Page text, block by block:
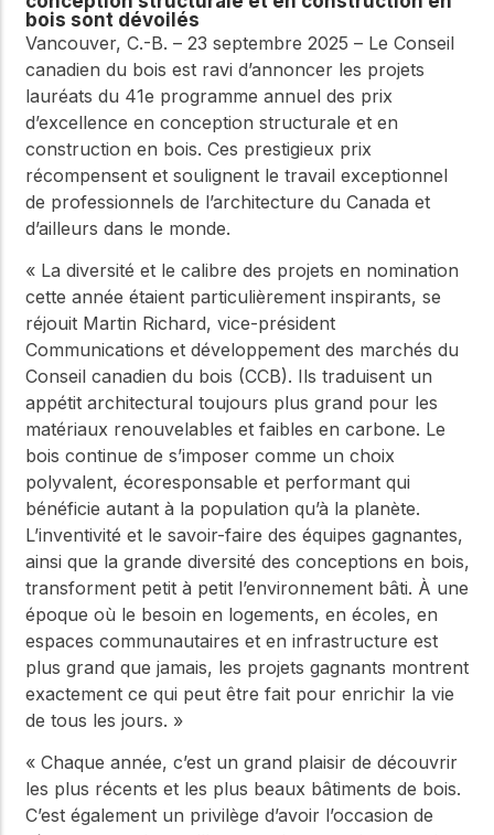
meilleures pratiques.
Réseau
d'innovation
dans le domaine
du bois
Connectez-vous avec
des professionnels et
explorez des idées de
l'innovation dans la
construction en bois et
la durabilité.
connectez-vous pour
obtenir du support
technique, des conseils
d'experts et accéder à
des ressources pratiques
bois sont dévoilés
Vancouver, C.-B. – 23 septembre 2025 – Le Conseil
canadien du bois est ravi d’annoncer les projets
lauréats du 41e programme annuel des prix
d’excellence en conception structurale et en
construction en bois. Ces prestigieux prix
récompensent et soulignent le travail exceptionnel
de professionnels de l’architecture du Canada et
d’ailleurs dans le monde.
« La diversité et le calibre des projets en nomination
cette année étaient particulièrement inspirants, se
réjouit Martin Richard, vice-président
Communications et développement des marchés du
Conseil canadien du bois (CCB). Ils traduisent un
appétit architectural toujours plus grand pour les
matériaux renouvelables et faibles en carbone. Le
bois continue de s’imposer comme un choix
polyvalent, écoresponsable et performant qui
bénéficie autant à la population qu’à la planète.
L’inventivité et le savoir-faire des équipes gagnantes,
ainsi que la grande diversité des conceptions en bois,
transforment petit à petit l’environnement bâti. À une
époque où le besoin en logements, en écoles, en
espaces communautaires et en infrastructure est
plus grand que jamais, les projets gagnants montrent
exactement ce qui peut être fait pour enrichir la vie
de tous les jours. »
« Chaque année, c’est un grand plaisir de découvrir
les plus récents et les plus beaux bâtiments de bois.
C’est également un privilège d’avoir l’occasion de